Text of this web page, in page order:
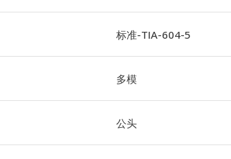
标准-TIA-604-5
多模
公头